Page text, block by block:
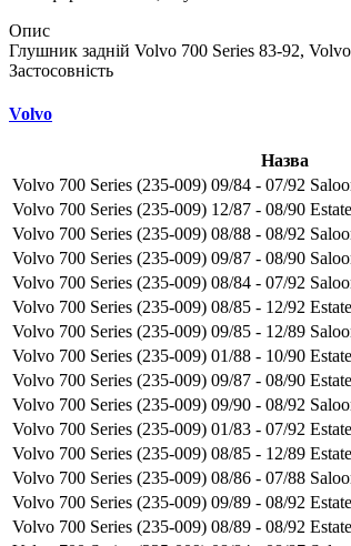
Опис
Глушник задній Volvo 700 Series 83-92,
Застосовність
Volvo
Назва
Volvo 700 Series (235-009) 09/84 - 07/92
Volvo 700 Series (235-009) 12/87 - 08/90
Volvo 700 Series (235-009) 08/88 - 08/92
Volvo 700 Series (235-009) 09/87 - 08/90
Volvo 700 Series (235-009) 08/84 - 07/92
Volvo 700 Series (235-009) 08/85 - 12/92
Volvo 700 Series (235-009) 09/85 - 12/89
Volvo 700 Series (235-009) 01/88 - 10/90
Volvo 700 Series (235-009) 09/87 - 08/90
Volvo 700 Series (235-009) 09/90 - 08/92
Volvo 700 Series (235-009) 01/83 - 07/92
Volvo 700 Series (235-009) 08/85 - 12/89
Volvo 700 Series (235-009) 08/86 - 07/88
Volvo 700 Series (235-009) 09/89 - 08/92
Volvo 700 Series (235-009) 08/89 - 08/92